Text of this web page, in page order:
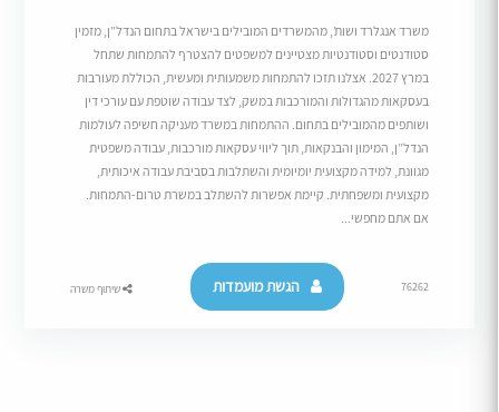
משרד אנגלרד ושות’, מהמשרדים המובילים בישראל בתחום הנדל”ן, מזמין
סטודנטים וסטודנטיות מצטיינים למשפטים להצטרף להתמחות שתחל
במרץ 2027. אצלנו תזכו להתמחות משמעותית ומעשית, הכוללת מעורבות
בעסקאות מהגדולות והמורכבות במשק, לצד עבודה שוטפת עם עורכי דין
ושותפים מהמובילים בתחום. ההתמחות במשרד מעניקה חשיפה לעולמות
הנדל”ן, המימון והבנקאות, תוך ליווי עסקאות מורכבות, עבודה משפטית
מגוונת, למידה מקצועית יומיומית והשתלבות בסביבת עבודה איכותית,
מקצועית ומשפחתית. קיימת אפשרות להשתלב במשרת טרום-התמחות.
אם אתם מחפשי...
76262 הגשת מועמדות שיתוף משרה